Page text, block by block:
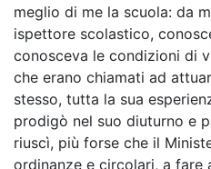
meglio di me la scuola: da
ispettore scolastico,
conosceva le condizioni di
che erano chiamati ad
stesso, tutta la sua
prodigò nel suo diuturno e
riuscì, più forse che il
ordinanze e circolari, a fare